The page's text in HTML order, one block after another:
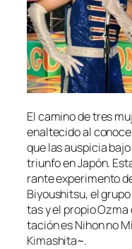
El ca­mino de tres
enal­te­ci­do al
que las aus­pi­cia
triun­fo en Japón.
ran­te ex­pe­ri­men­to
Biyoushitsu, el
tas y el pro­pio
ta­ción es Nihon no
Kimashita~.